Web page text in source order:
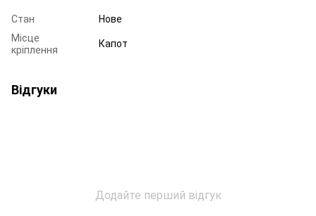
Стан
Нове
Місце
кріплення
Капот
Відгуки
Додайте перший відгук